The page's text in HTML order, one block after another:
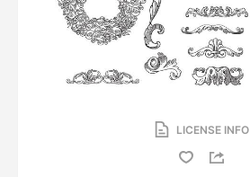
LICENSE INFO